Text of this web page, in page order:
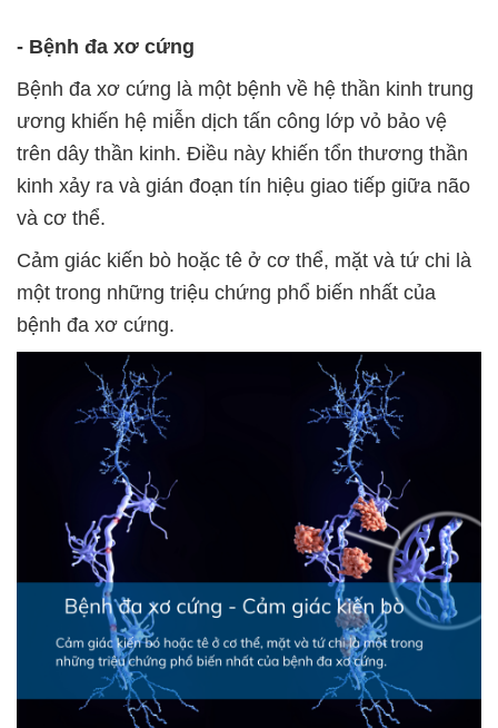
- Bệnh đa xơ cứng
Bệnh đa xơ cứng là một bệnh về hệ thần kinh trung
ương khiến hệ miễn dịch tấn công lớp vỏ bảo vệ
trên dây thần kinh. Điều này khiến tổn thương thần
kinh xảy ra và gián đoạn tín hiệu giao tiếp giữa não
và cơ thể.
Cảm giác kiến bò hoặc tê ở cơ thể, mặt và tứ chi là
một trong những triệu chứng phổ biến nhất của
bệnh đa xơ cứng.